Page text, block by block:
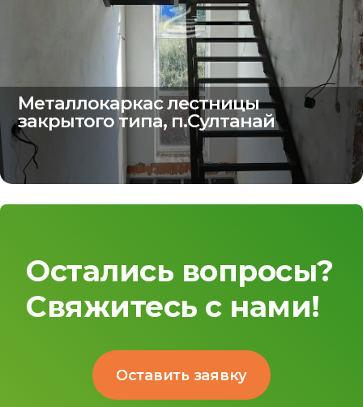
Металлокаркас лестницы
закрытого типа, п.Султанай
Остались вопросы?
Свяжитесь с нами!
Оставить заявку